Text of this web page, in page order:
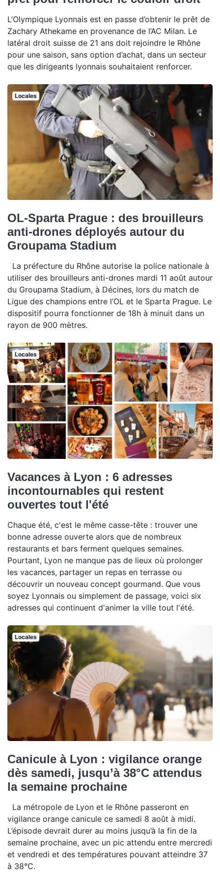
L’Olympique Lyonnais est en passe d’obtenir le prêt de
Zachary Athekame en provenance de l’AC Milan. Le
latéral droit suisse de 21 ans doit rejoindre le Rhône
pour une saison, sans option d’achat, dans un secteur
que les dirigeants lyonnais souhaitaient renforcer.
Locales
OL-Sparta Prague : des brouilleurs
anti-drones déployés autour du
Groupama Stadium
La préfecture du Rhône autorise la police nationale à
utiliser des brouilleurs anti-drones mardi 11 août autour
du Groupama Stadium, à Décines, lors du match de
Ligue des champions entre l’OL et le Sparta Prague. Le
dispositif pourra fonctionner de 18h à minuit dans un
rayon de 900 mètres.
Locales
Vacances à Lyon : 6 adresses
incontournables qui restent
ouvertes tout l'été
Chaque été, c'est le même casse-tête : trouver une
bonne adresse ouverte alors que de nombreux
restaurants et bars ferment quelques semaines.
Pourtant, Lyon ne manque pas de lieux où prolonger
les vacances, partager un repas en terrasse ou
découvrir un nouveau concept gourmand. Que vous
soyez Lyonnais ou simplement de passage, voici six
adresses qui continuent d'animer la ville tout l'été.
Locales
Canicule à Lyon : vigilance orange
dès samedi, jusqu’à 38°C attendus
la semaine prochaine
La métropole de Lyon et le Rhône passeront en
vigilance orange canicule ce samedi 8 août à midi.
L’épisode devrait durer au moins jusqu’à la fin de la
semaine prochaine, avec un pic attendu entre mercredi
et vendredi et des températures pouvant atteindre 37
à 38°C.